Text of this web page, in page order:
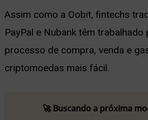
Assim como a Oobit, fintechs
PayPal e Nubank têm trabalhado
processo de compra, venda e
criptomoedas mais fácil.
🚀 Buscando a próxima